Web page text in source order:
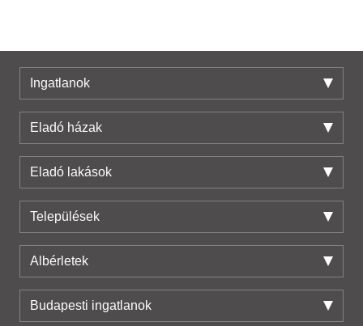
Ingatlanok
Eladó házak
Eladó lakások
Települések
Albérletek
Budapesti ingatlanok